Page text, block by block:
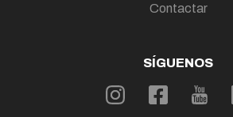
Contactar
SÍGUENOS